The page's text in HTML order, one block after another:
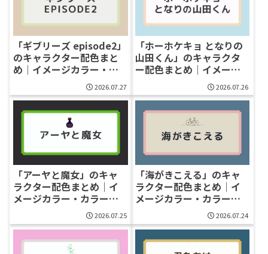
「ギブリーズ episode2」
のキャラクター配色まと
め｜イメージカラー・カ
2026.07.27
「ホーホケキョ となりの
山田くん」のキャラクタ
ー配色まとめ｜イメージ
カラー・カラーコード一
覧
2026.07.26
「アーヤと魔女」のキャ
ラクター配色まとめ｜イ
メージカラー・カラーコ
2026.07.25
「海がきこえる」のキャ
ラクター配色まとめ｜イ
メージカラー・カラーコ
2026.07.24